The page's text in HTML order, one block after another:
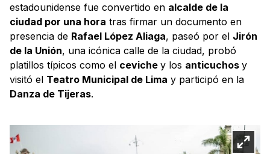
estadounidense fue convertido en alcalde de la
ciudad por una hora tras firmar un documento en
presencia de Rafael López Aliaga, paseó por el Jirón
de la Unión, una icónica calle de la ciudad, probó
platillos típicos como el ceviche y los anticuchos y
visitó el Teatro Municipal de Lima y participó en la
Danza de Tijeras.